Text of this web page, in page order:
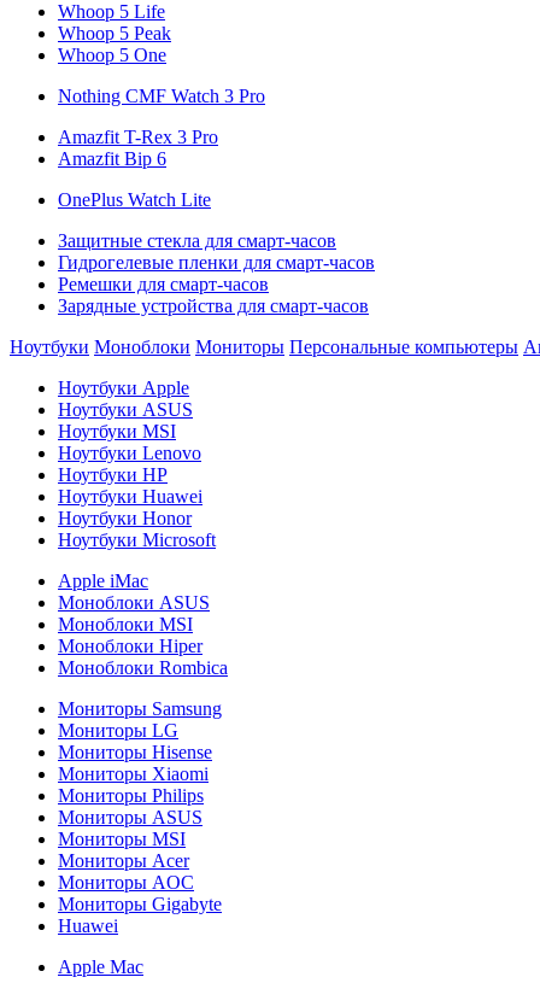
Whoop 5 Life
Whoop 5 Peak
Whoop 5 One
Nothing CMF Watch 3 Pro
Amazfit T-Rex 3 Pro
Amazfit Bip 6
OnePlus Watch Lite
Защитные стекла для смарт-часов
Гидрогелевые пленки для смарт-часов
Ремешки для смарт-часов
Зарядные устройства для смарт-часов
Ноутбуки Моноблоки Мониторы Персональные компьютеры
Ноутбуки Apple
Ноутбуки ASUS
Ноутбуки MSI
Ноутбуки Lenovo
Ноутбуки HP
Ноутбуки Huawei
Ноутбуки Honor
Ноутбуки Microsoft
Apple iMac
Моноблоки ASUS
Моноблоки MSI
Моноблоки Hiper
Моноблоки Rombica
Мониторы Samsung
Мониторы LG
Мониторы Hisense
Мониторы Xiaomi
Мониторы Philips
Мониторы ASUS
Мониторы MSI
Мониторы Acer
Мониторы AOC
Мониторы Gigabyte
Huawei
Apple Mac